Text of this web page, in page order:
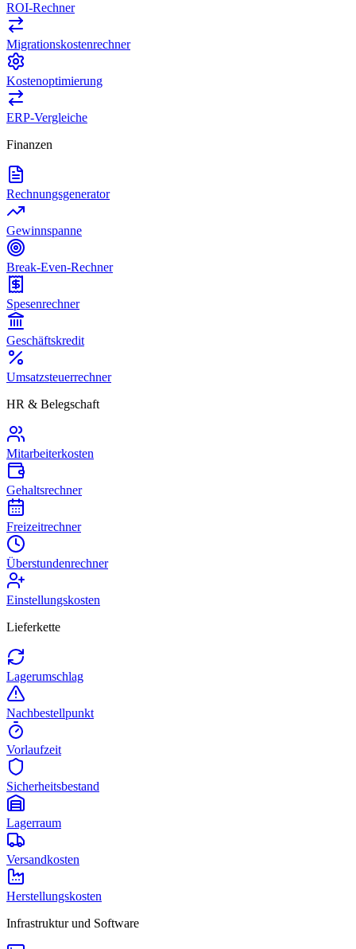
ROI-Rechner
Migrationskostenrechner
Kostenoptimierung
ERP-Vergleiche
Finanzen
Rechnungsgenerator
Gewinnspanne
Break-Even-Rechner
Spesenrechner
Geschäftskredit
Umsatzsteuerrechner
HR & Belegschaft
Mitarbeiterkosten
Gehaltsrechner
Freizeitrechner
Überstundenrechner
Einstellungskosten
Lieferkette
Lagerumschlag
Nachbestellpunkt
Vorlaufzeit
Sicherheitsbestand
Lagerraum
Versandkosten
Herstellungskosten
Infrastruktur und Software